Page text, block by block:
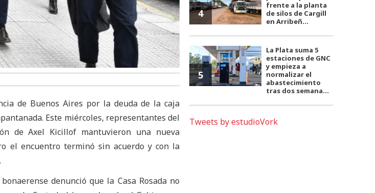
de Buenos Aires por la deuda de la caja
Este miércoles, representantes del
de Axel Kicillof mantuvieron una nueva
el encuentro terminó sin acuerdo y con la
denunció que la Casa Rosada no
4
frente a la planta
de silos de Cargill
en Arribeñ...
5
La Plata suma 5
estaciones de GNC
y empieza a
normalizar el
abastecimiento
tras dos semana...
Tweets by estudioVork